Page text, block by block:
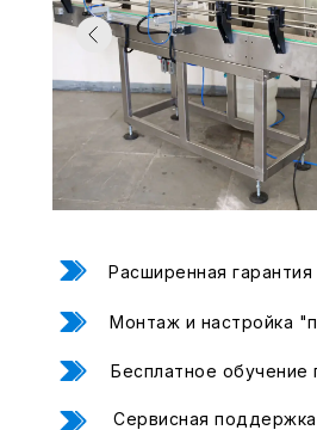
zakaz@praktikm.ru
+7 (495) 677-
Задать вопрос в
WhatsApp
ПОЛУЧИТЬ
КОНСУЛЬТАЦИЮ
Расширенная
Бесплатное обучение
Сервисная
Монтаж и настройка